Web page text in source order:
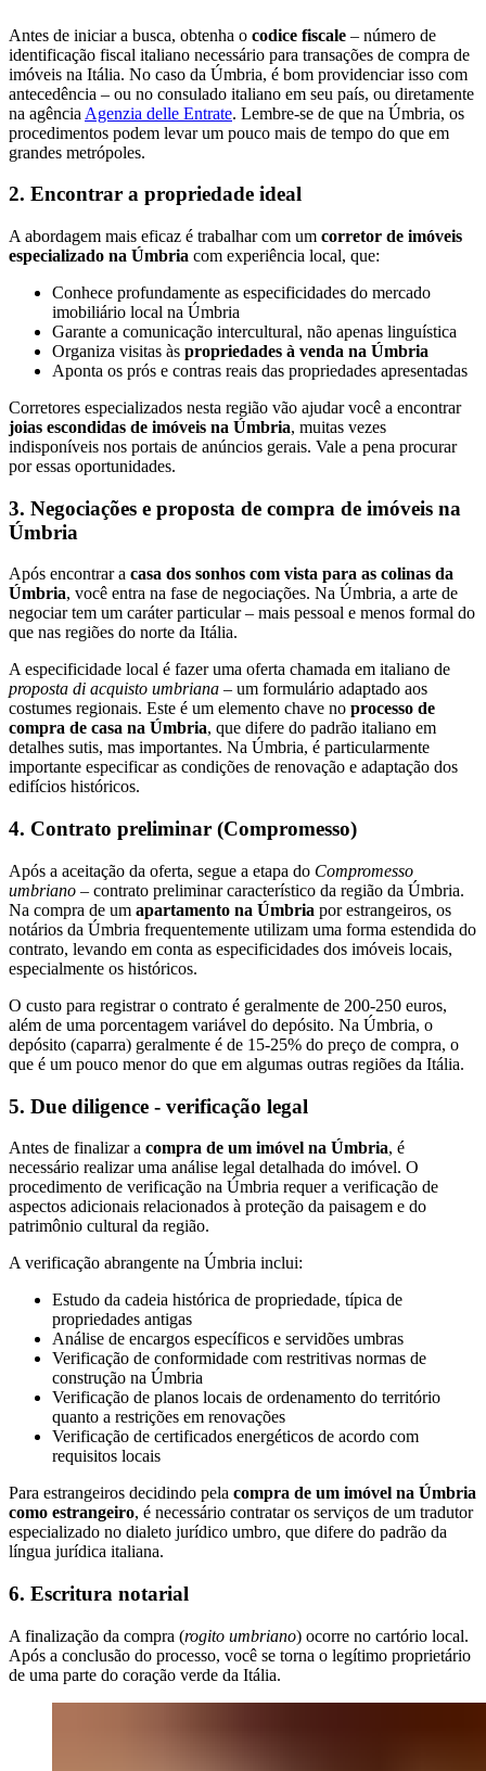
Antes de iniciar a busca, obtenha o codice fiscale – número de
identificação fiscal italiano necessário para transações de compra de
imóveis na Itália. No caso da Úmbria, é bom providenciar isso com
antecedência – ou no consulado italiano em seu país, ou diretamente
na agência Agenzia delle Entrate. Lembre-se de que na Úmbria, os
procedimentos podem levar um pouco mais de tempo do que em
grandes metrópoles.
2. Encontrar a propriedade ideal
A abordagem mais eficaz é trabalhar com um corretor de imóveis
especializado na Úmbria com experiência local, que:
Conhece profundamente as especificidades do mercado
imobiliário local na Úmbria
Garante a comunicação intercultural, não apenas linguística
Organiza visitas às propriedades à venda na Úmbria
Aponta os prós e contras reais das propriedades apresentadas
Corretores especializados nesta região vão ajudar você a encontrar
joias escondidas de imóveis na Úmbria, muitas vezes
indisponíveis nos portais de anúncios gerais. Vale a pena procurar
por essas oportunidades.
3. Negociações e proposta de compra de imóveis na
Úmbria
Após encontrar a casa dos sonhos com vista para as colinas da
Úmbria, você entra na fase de negociações. Na Úmbria, a arte de
negociar tem um caráter particular – mais pessoal e menos formal do
que nas regiões do norte da Itália.
A especificidade local é fazer uma oferta chamada em italiano de
proposta di acquisto umbriana – um formulário adaptado aos
costumes regionais. Este é um elemento chave no processo de
compra de casa na Úmbria, que difere do padrão italiano em
detalhes sutis, mas importantes. Na Úmbria, é particularmente
importante especificar as condições de renovação e adaptação dos
edifícios históricos.
4. Contrato preliminar (Compromesso)
Após a aceitação da oferta, segue a etapa do Compromesso
umbriano – contrato preliminar característico da região da Úmbria.
Na compra de um apartamento na Úmbria por estrangeiros, os
notários da Úmbria frequentemente utilizam uma forma estendida do
contrato, levando em conta as especificidades dos imóveis locais,
especialmente os históricos.
O custo para registrar o contrato é geralmente de 200-250 euros,
além de uma porcentagem variável do depósito. Na Úmbria, o
depósito (caparra) geralmente é de 15-25% do preço de compra, o
que é um pouco menor do que em algumas outras regiões da Itália.
5. Due diligence - verificação legal
Antes de finalizar a compra de um imóvel na Úmbria, é
necessário realizar uma análise legal detalhada do imóvel. O
procedimento de verificação na Úmbria requer a verificação de
aspectos adicionais relacionados à proteção da paisagem e do
patrimônio cultural da região.
A verificação abrangente na Úmbria inclui:
Estudo da cadeia histórica de propriedade, típica de
propriedades antigas
Análise de encargos específicos e servidões umbras
Verificação de conformidade com restritivas normas de
construção na Úmbria
Verificação de planos locais de ordenamento do território
quanto a restrições em renovações
Verificação de certificados energéticos de acordo com
requisitos locais
Para estrangeiros decidindo pela compra de um imóvel na Úmbria
como estrangeiro, é necessário contratar os serviços de um tradutor
especializado no dialeto jurídico umbro, que difere do padrão da
língua jurídica italiana.
6. Escritura notarial
A finalização da compra (rogito umbriano) ocorre no cartório local.
Após a conclusão do processo, você se torna o legítimo proprietário
de uma parte do coração verde da Itália.